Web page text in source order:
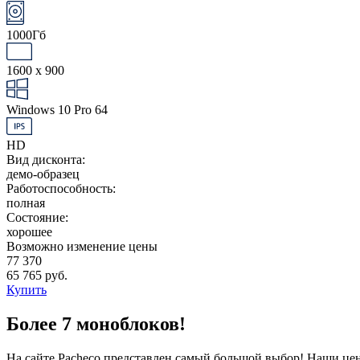
1000Гб
1600 x 900
Windows 10 Pro 64
HD
Вид дисконта:
демо-образец
Работоспособность:
полная
Состояние:
хорошее
Возможно изменение цены
77 370
65 765 руб.
Купить
Более 7 моноблоков!